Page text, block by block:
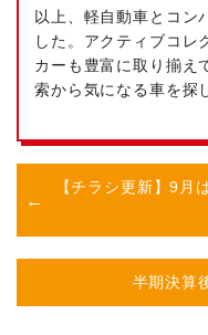
以上、軽自動車とコン
した。アクティブコレ
カーも豊富に取り揃え
索から気になる車を探
【チラシ更新】9月
半期決算